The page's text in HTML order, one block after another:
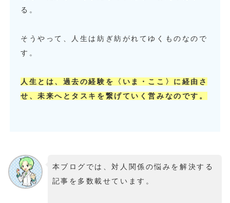
る。
そうやって、人生は紡ぎ紡がれてゆくものなので
す。
人生とは、過去の経験を〈いま・ここ〉に経由さ
せ、未来へとタスキを繋げていく営みなのです。
本ブログでは、対人関係の悩みを解決する
記事を多数載せています。